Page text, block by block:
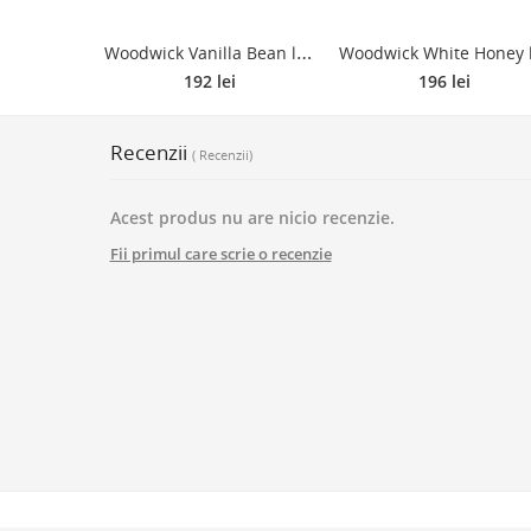
W
oodwick Vanilla Bean lumânare parfumată cu fitil din lemn (hearthwick) 453.6 g
192 lei 196 lei
Recenzii ( Recenzii)
Acest produs nu are nicio recenzie.
Fii primul care scrie o recenzie